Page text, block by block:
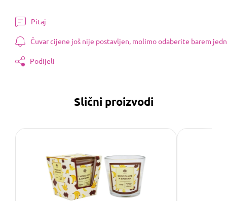
Pitaj
Čuvar cijene još nije postavljen, molimo odaberite barem
Podijeli
Slični proizvodi